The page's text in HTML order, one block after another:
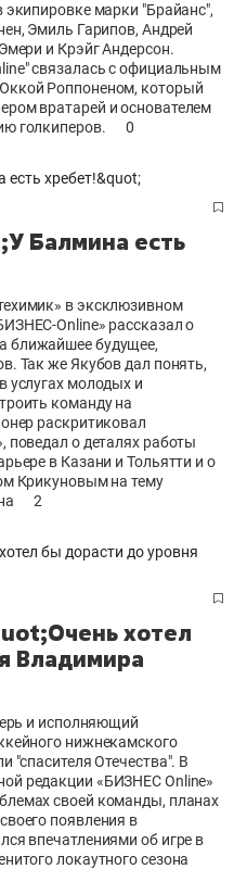
экипировке марки "Брайанс",
Эмиль Гарипов, Андрей
и Крэйг Андерсон.
связалась с официальным
Роппоненом, который
вратарей и основателем
голкиперов.
0
Балмина есть
в эксклюзивном
Online» рассказал о
ближайшее будущее,
Так же Якубов дал понять,
услугах молодых и
команду на
раскритиковал
поведал о деталях работы
в Казани и Тольятти и о
Крикуновым на тему
2
хотел
Владимира
и исполняющий
нижнекамского
"спасителя Отечества". В
редакции «БИЗНЕС Online»
своей команды, планах
появления в
впечатлениями об игре в
локаутного сезона